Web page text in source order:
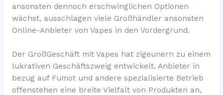
ansonsten dennoch erschwinglichen Optionen
wächst, ausschlagen viele Großhändler ansonsten
Online-Anbieter von Vapes in den Vordergrund.
Der GroßGeschäft mit Vapes hat zigeunern zu einem
lukrativen Geschäftszweig entwickelt. Anbieter in
bezug auf Fumot und andere spezialisierte Betrieb
offenstehen eine breite Vielfalt von Produkten an,